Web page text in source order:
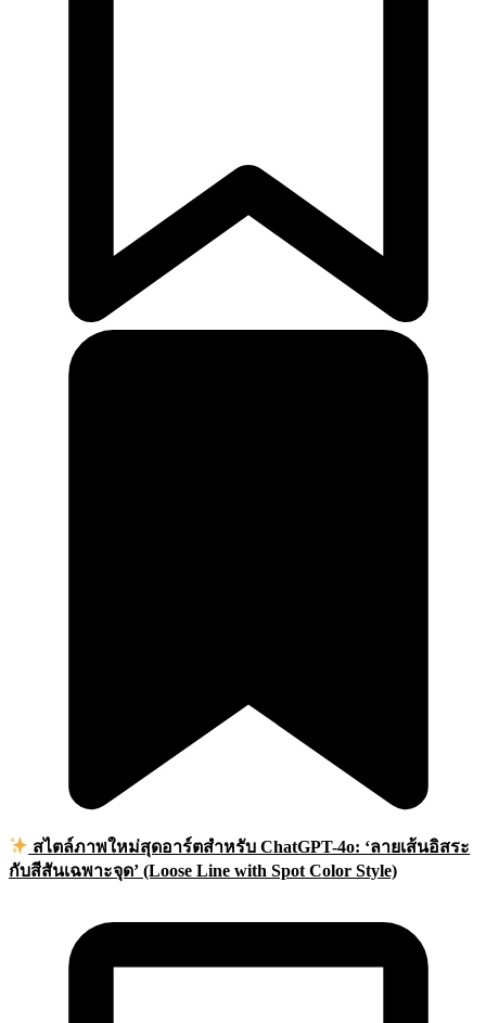
สไตล์ภาพใหม่สุดอาร์ตสำหรับ ChatGPT-4o: ‘ลายเส้นอิสระ
กับสีสันเฉพาะจุด’ (Loose Line with Spot Color Style)